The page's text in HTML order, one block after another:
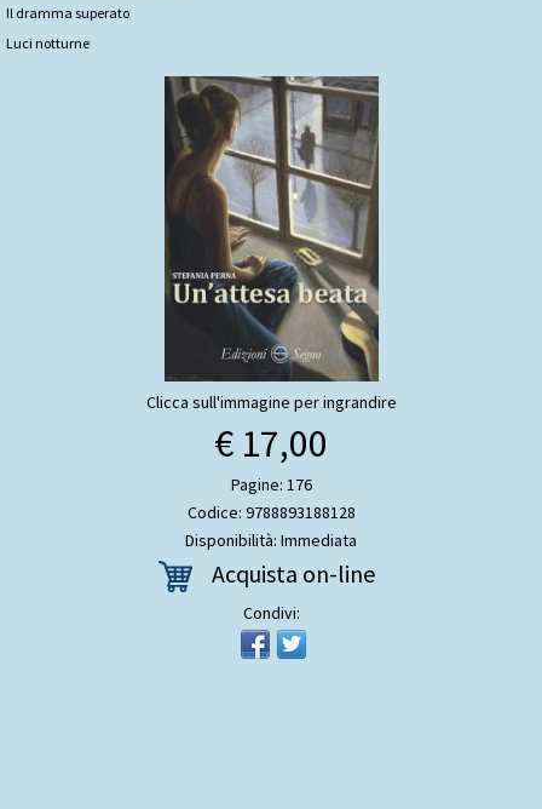
Il dramma superato
Luci notturne
Clicca sull'immagine per ingrandire
€ 17,00
Pagine: 176
Codice: 9788893188128
Disponibilità: Immediata
Acquista on-line
Condivi: